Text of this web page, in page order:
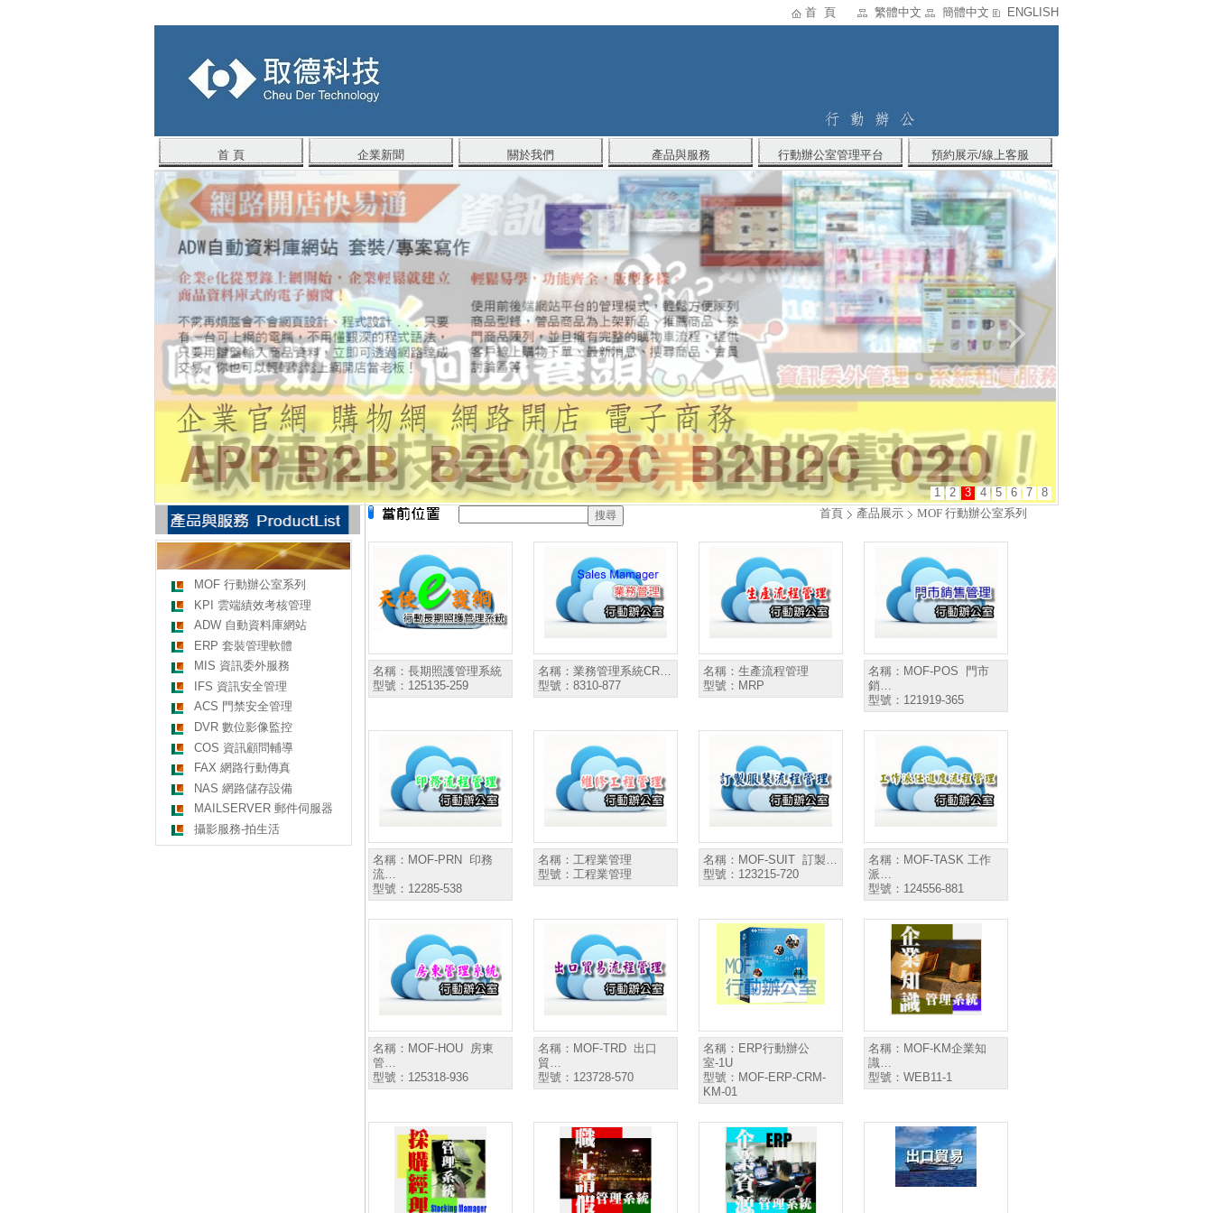
首 頁 繁體中文 簡體中文 ENGLISH
首 頁 企業新聞 關於我們 產品與服務 行動辦公室管理平台 預約展示/線上客服
1 2 3 4 5 6 7 8
MOF 行動辦公室系列
KPI 雲端績效考核管理
ADW 自動資料庫網站
ERP 套裝管理軟體
MIS 資訊委外服務
IFS 資訊安全管理
ACS 門禁安全管理
DVR 數位影像監控
COS 資訊顧問輔導
FAX 網路行動傳真
NAS 網路儲存設備
MAILSERVER 郵件伺服器
攝影服務-拍生活
首頁 產品展示 MOF 行動辦公室系列
名稱： 長期照護管理系統
型號： 125135-259
名稱： 業務管理系統CR…
型號： 8310-877
名稱： 生產流程管理
型號： MRP
名稱： MOF-POS 門市
銷…
型號： 121919-365
名稱： MOF-PRN 印務
流…
型號： 12285-538
名稱： 工程業管理
型號： 工程業管理
名稱： MOF-SUIT 訂製…
型號： 123215-720
名稱： MOF-TASK 工作
派…
型號： 124556-881
名稱： MOF-HOU 房東
管…
型號： 125318-936
名稱： MOF-TRD 出口
貿…
型號： 123728-570
名稱： ERP行動辦公
室-1U
型號： MOF-ERP-CRM-
KM-01
名稱： MOF-KM企業知
識…
型號： WEB11-1